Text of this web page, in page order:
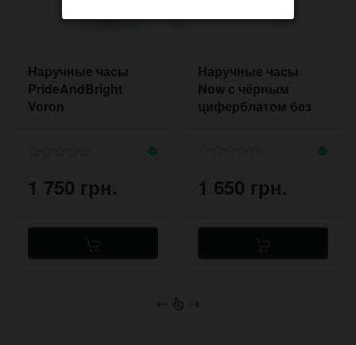
Наручные часы
PrideAndBright
Voron
1 750 грн.
Наручные часы
Now с чёрным
циферблатом без
1 650 грн.
← →